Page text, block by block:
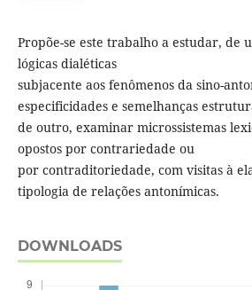
Propõe-se este trabalho a estudar, de
lógicas dialéticas
subjacente aos fenômenos da sino-
especificidades e semelhanças
de outro, examinar microssistemas
opostos por contrariedade ou
por contraditoriedade, com visitas à
tipologia de relações antonímicas.
DOWNLOADS